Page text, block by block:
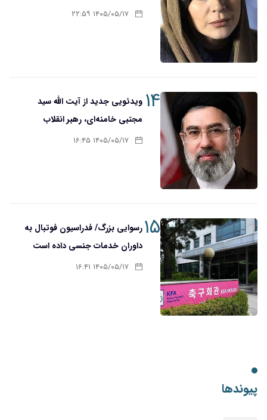
۱۴۰۵/۰۵/۱۷ ۲۲:۵۹
۱۴ویدئویی جدید از آیت الله سید
مجتبی خامنه‌ای، رهبر انقلاب
۱۴۰۵/۰۵/۱۷ ۱۶:۴۵
۱۵رسوایی بزرگ/ فدراسیون فوتبال به
داوران خدمات جنسی داده است
۱۴۰۵/۰۵/۱۷ ۱۶:۴۱